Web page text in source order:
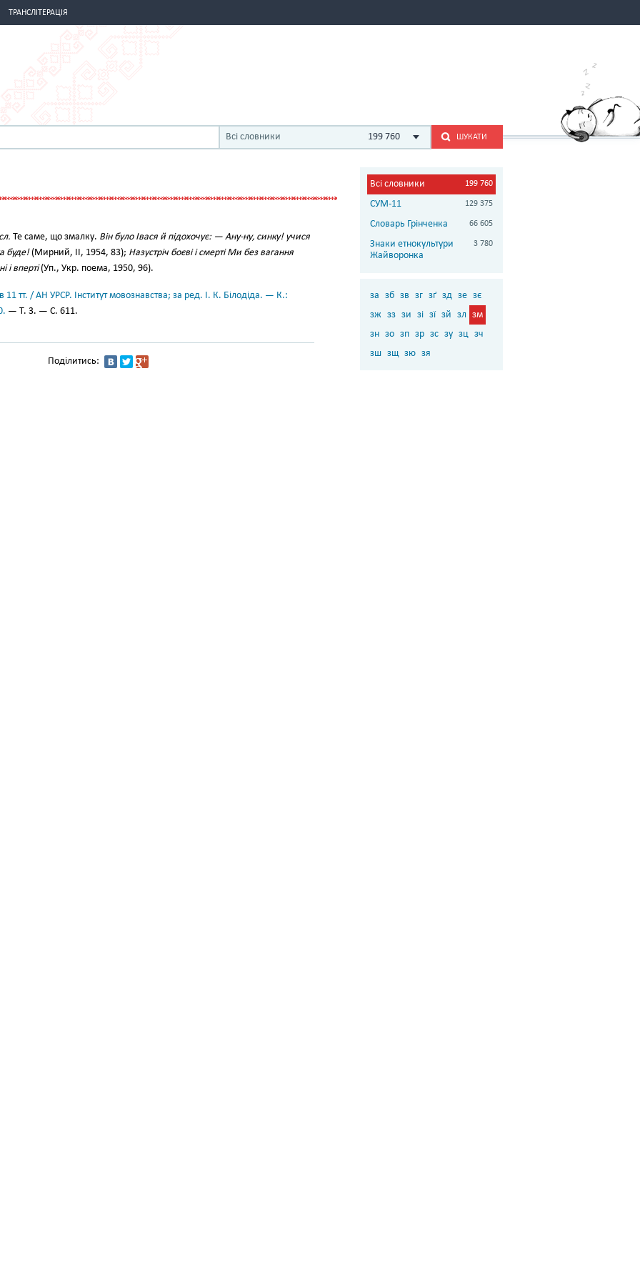
ТРАНСЛІТЕРАЦІЯ
Всі словники 199 760 ШУКАТИ
Те саме, що змалку. Він було Івася й підохочує: — Ану-ну, синку! учися
буде!(Мирний, II, 1954, 83); Назустріч боєві і смерті Ми без вагання
і вперті(Уп., Укр. поема, 1950, 96).
11 тт. / АН УРСР. Інститут мовознавства; за ред. І. К. Білодіда. — К.:
— Т. 3. — С. 611.
Поділитись:
Всі словники 199 760
СУМ-11 129 375
Словарь Грінченка 66 605
Знаки етнокультури
Жайворонка
3 780
за зб зв зг зґ зд зе зє
зж зз зи зі зї зй зл зм
зн зо зп зр зс зу зц зч
зш зщ зю зя